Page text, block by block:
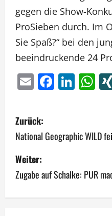
gegen die Show-
ProSieben durch. Im
Sie Spaß?“ bei den
beeindruckende 24
Email
B
e
i
t
r
Zurück:
National Geographic WILD
Weiter:
Zugabe auf Schalke: PUR